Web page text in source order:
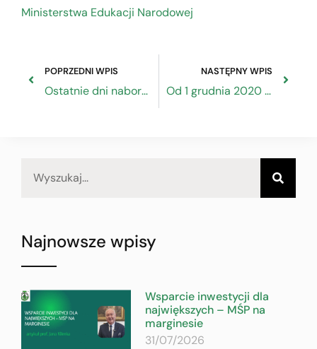
Ministerstwa Edukacji Narodowej
POPRZEDNI WPIS
Ostatnie dni naboru do tytułu honorowego „Mistrza Rzemiosł Artystycznych”
NASTĘPNY WPIS
Od 1 grudnia 2020 r. koniec wpłat gotówkowych w siedzibie ZRP
Najnowsze wpisy
Wsparcie inwestycji dla
największych – MŚP na
marginesie
31/07/2026